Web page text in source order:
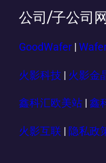
公司/子公司
GoodWafer
火影科技 | 火影金
鑫科汇欧美站 鑫
火影互联 隐私政